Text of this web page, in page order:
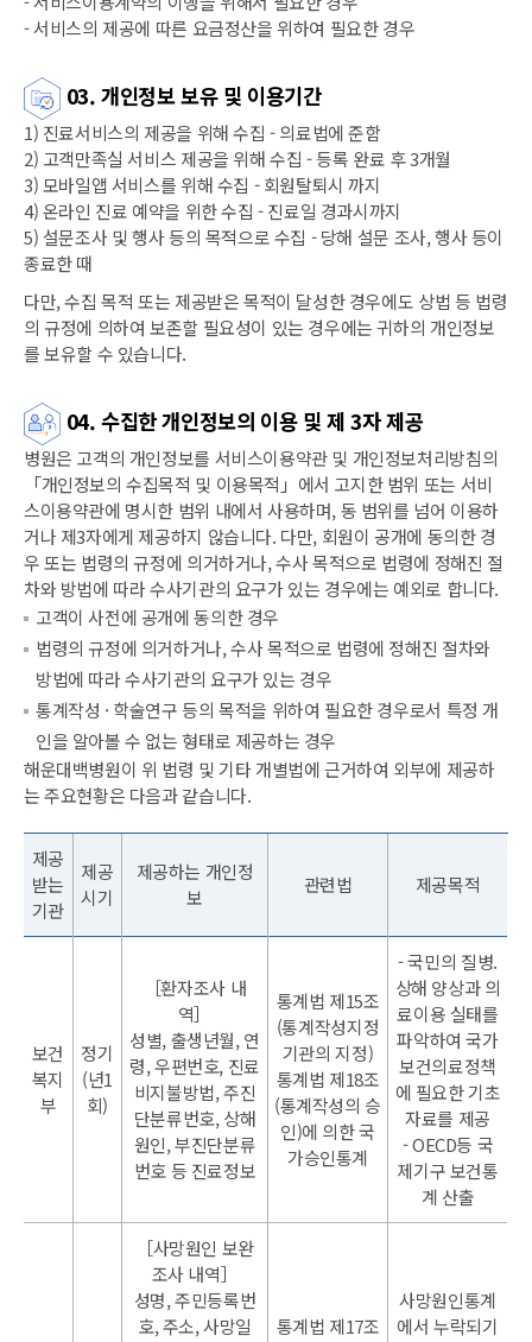
- 서비스의 제공에 따른 요금정산을 위하여 필요한 경우
03. 개인정보 보유 및 이용기간
1) 진료서비스의 제공을 위해 수집 - 의료법에 준함
2) 고객만족실 서비스 제공을 위해 수집 - 등록 완료 후 3개월
3) 모바일앱 서비스를 위해 수집 - 회원탈퇴시 까지
4) 온라인 진료 예약을 위한 수집 - 진료일 경과시까지
5) 설문조사 및 행사 등의 목적으로 수집 - 당해 설문 조사, 행사 등이
종료한 때
다만, 수집 목적 또는 제공받은 목적이 달성한 경우에도 상법 등 법령
의 규정에 의하여 보존할 필요성이 있는 경우에는 귀하의 개인정보
를 보유할 수 있습니다.
04. 수집한 개인정보의 이용 및 제 3자 제공
병원은 고객의 개인정보를 서비스이용약관 및 개인정보처리방침의
「개인정보의 수집목적 및 이용목적」에서 고지한 범위 또는 서비
스이용약관에 명시한 범위 내에서 사용하며, 동 범위를 넘어 이용하
거나 제3자에게 제공하지 않습니다. 다만, 회원이 공개에 동의한 경
우 또는 법령의 규정에 의거하거나, 수사 목적으로 법령에 정해진 절
차와 방법에 따라 수사기관의 요구가 있는 경우에는 예외로 합니다.
고객이 사전에 공개에 동의한 경우
법령의 규정에 의거하거나, 수사 목적으로 법령에 정해진 절차와
방법에 따라 수사기관의 요구가 있는 경우
통계작성 · 학술연구 등의 목적을 위하여 필요한 경우로서 특정 개
인을 알아볼 수 없는 형태로 제공하는 경우
해운대백병원이 위 법령 및 기타 개별법에 근거하여 외부에 제공하
는 주요현황은 다음과 같습니다.
제공
받는
기관
제공
시기
제공하는 개인정
보
관련법 제공목적
보건
복지
부
정기
(년1
회)
［환자조사 내
역］
성별, 출생년월, 연
령, 우편번호, 진료
비지불방법, 주진
단분류번호, 상해
원인, 부진단분류
번호 등 진료정보
통계법 제15조
(통계작성지정
기관의 지정)
통계법 제18조
(통계작성의 승
인)에 의한 국
가승인통계
- 국민의 질병.
상해 양상과 의
료이용 실태를
파악하여 국가
보건의료정책
에 필요한 기초
자료를 제공
- OECD등 국
제기구 보건통
계 산출
［사망원인 보완
조사 내역］
성명, 주민등록번
호, 주소, 사망일
통계법 제17조
사망원인통계
에서 누락되기